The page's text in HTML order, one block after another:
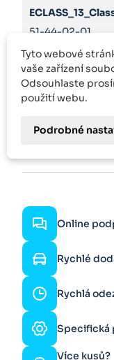
51-44-02-01
Product family
Z)DBT/DZT
Online
Rychlé
Rychlá
Specifická
Více kusů?
Tyto webové
vaše zařízení
Odsouhlaste
použití webu.
Podrobné